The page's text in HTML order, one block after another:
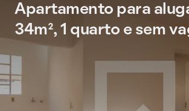
Apartamento para
34m², 1 quarto e sem